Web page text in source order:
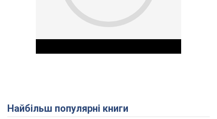
Play Video
Найбільш популярні книги